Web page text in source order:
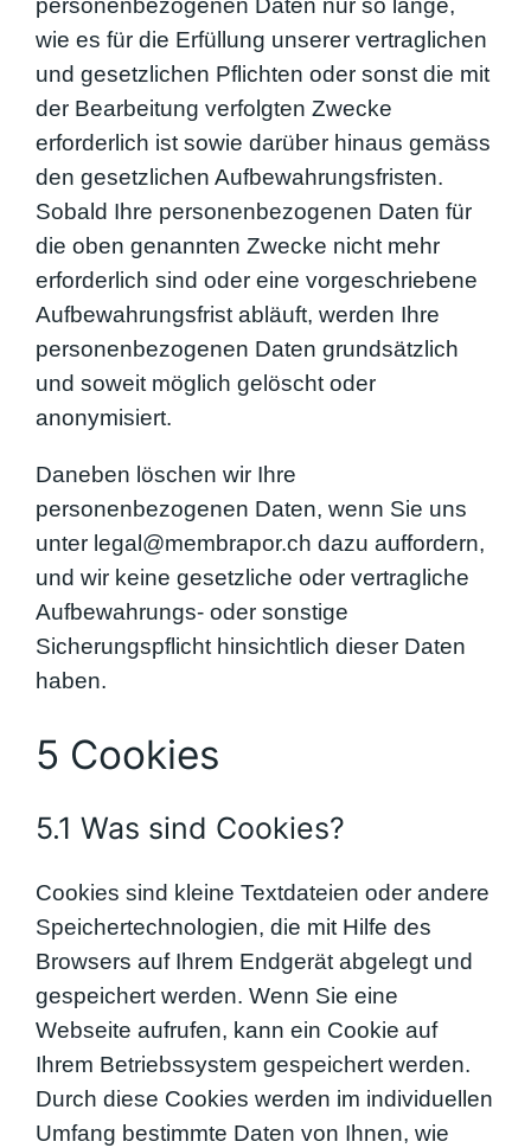
wie es für die Erfüllung unserer vertraglichen
und gesetzlichen Pflichten oder sonst die mit
der Bearbeitung verfolgten Zwecke
erforderlich ist sowie darüber hinaus gemäss
den gesetzlichen Aufbewahrungsfristen.
Sobald Ihre personenbezogenen Daten für
die oben genannten Zwecke nicht mehr
erforderlich sind oder eine vorgeschriebene
Aufbewahrungsfrist abläuft, werden Ihre
personenbezogenen Daten grundsätzlich
und soweit möglich gelöscht oder
anonymisiert.
Daneben löschen wir Ihre
personenbezogenen Daten, wenn Sie uns
unter legal@membrapor.ch dazu auffordern,
und wir keine gesetzliche oder vertragliche
Aufbewahrungs- oder sonstige
Sicherungspflicht hinsichtlich dieser Daten
haben.
5 Cookies
5.1 Was sind Cookies?
Cookies sind kleine Textdateien oder andere
Speichertechnologien, die mit Hilfe des
Browsers auf Ihrem Endgerät abgelegt und
gespeichert werden. Wenn Sie eine
Webseite aufrufen, kann ein Cookie auf
Ihrem Betriebssystem gespeichert werden.
Durch diese Cookies werden im individuellen
Umfang bestimmte Daten von Ihnen, wie